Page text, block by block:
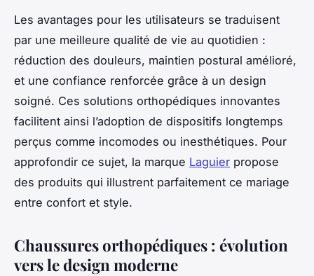
Les avantages pour les utilisateurs se traduisent
par une meilleure qualité de vie au quotidien :
réduction des douleurs, maintien postural amélioré,
et une confiance renforcée grâce à un design
soigné. Ces solutions orthopédiques innovantes
facilitent ainsi l’adoption de dispositifs longtemps
perçus comme incomodes ou inesthétiques. Pour
approfondir ce sujet, la marque Laguier propose
des produits qui illustrent parfaitement ce mariage
entre confort et style.
Chaussures orthopédiques : évolution
vers le design moderne